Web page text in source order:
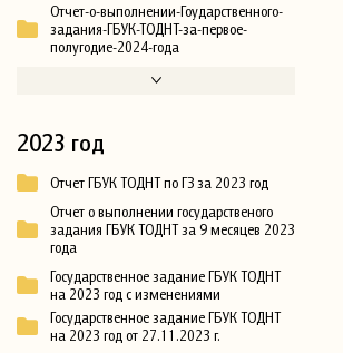
Отчет-о-выполнении-Гоударственного-
задания-ГБУК-ТОДНТ-за-первое-
полугодие-2024-года
2023 год
Отчет ГБУК ТОДНТ по ГЗ за 2023 год
Отчет о выполнении государственого
задания ГБУК ТОДНТ за 9 месяцев 2023
года
Государственное задание ГБУК ТОДНТ
на 2023 год с изменениями
Государственное задание ГБУК ТОДНТ
на 2023 год от 27.11.2023 г.